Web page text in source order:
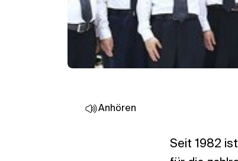
Anhören
Seit 1982